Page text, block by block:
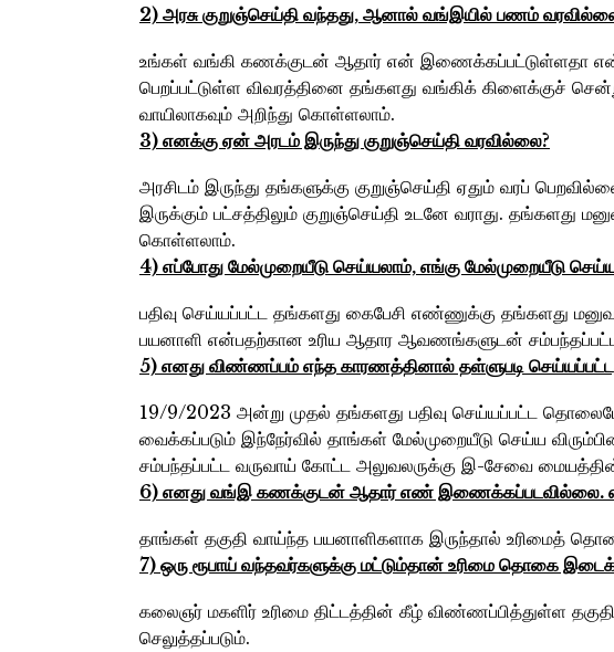
2) அரசு குறுஞ்செய்தி வந்தது, ஆனால்‌ வங்‌இயில்‌ பணம்‌
உங்கள் வங்கி கணக்குடன் ஆதார் என் இணைக்கப்பட்டுள்ளதா
பெறப்பட்டுள்ள விவரத்தினை தங்களது வங்கிக் கிளைக்குச்
வாயிலாகவும் அறிந்து கொள்ளலாம்.
3) எனக்கு ஏன்‌ அரடம்‌ இருந்து குறுஞ்செய்தி வரவில்லை?
அரசிடம் இருந்து தங்களுக்கு குறுஞ்செய்தி ஏதும் வரப்
இருக்கும் பட்சத்திலும் குறுஞ்செய்தி உடனே வராது.
கொள்ளலாம்.
4) எப்போது மேல்முறையீடு செய்யலாம்‌, எங்கு மேல்முறையீடு
பதிவு செய்யப்பட்ட தங்களது கைபேசி எண்ணுக்கு தங்களது
பயனாளி என்பதற்கான உரிய ஆதார ஆவணங்களுடன்
5) எனது விண்ணப்பம்‌ எந்த காரணத்தினால்‌ தள்ளுபடி
19/9/2023 அன்று முதல் தங்களது பதிவு செய்யப்பட்ட
வைக்கப்படும் இந்நேர்வில் தாங்கள் மேல்முறையீடு செய்ய
சம்பந்தப்பட்ட வருவாய் கோட்ட அலுவலருக்கு இ-சேவை
6) எனது வங்‌இ கணக்குடன்‌ ஆதார்‌ எண்‌ இணைக்கப்படவில்லை.
தாங்கள் தகுதி வாய்ந்த பயனாளிகளாக இருந்தால்
7) ஒரு ரூபாய்‌ வந்தவர்களுக்கு மட்டும்தான்‌ உரிமை தொகை
கலைஞர் மகளிர் உரிமை திட்டத்தின் கீழ் விண்ணப்பித்துள்ள
செலுத்தப்படும்.